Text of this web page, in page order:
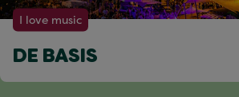
I love music
DE BASIS